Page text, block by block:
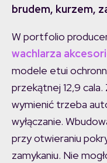
brudem, kurzem,
W portfolio
wachlarza
modele etui
przekątnej 12,9
wymienić trzeba
wyłączanie.
przy otwieraniu
zamykaniu. Nie